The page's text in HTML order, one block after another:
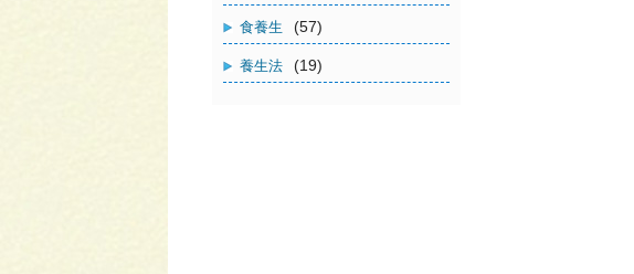
食養生 (57)
養生法 (19)